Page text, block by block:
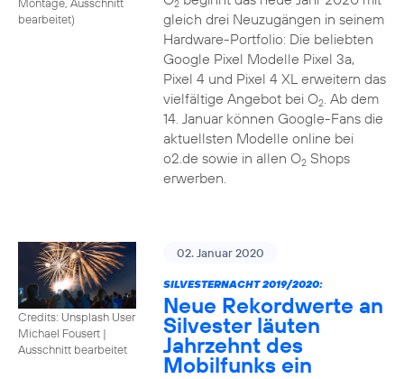
bearbeitet)
2
gleich drei Neuzugängen in seinem
Hardware-Portfolio: Die beliebten
Google Pixel Modelle Pixel 3a,
Pixel 4 und Pixel 4 XL erweitern das
vielfältige Angebot bei O2. Ab dem
14. Januar können Google-Fans die
aktuellsten Modelle online bei
o2.de sowie in allen O2Shops
erwerben.
Credits: Unsplash User
Michael Fousert |
Ausschnitt bearbeitet
02. Januar 2020
SILVESTERNACHT 2019/2020:
Neue Rekordwerte an
Silvester läuten
Jahrzehnt des
Mobilfunks ein